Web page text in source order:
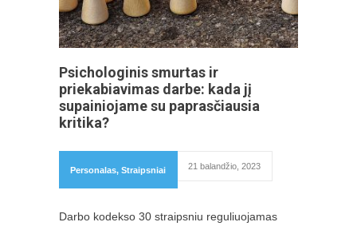
Psichologinis smurtas ir
priekabiavimas darbe: kada jį
supainiojame su paprasčiausia
kritika?
Personalas, Straipsniai 21 balandžio, 2023
Darbo kodekso 30 straipsniu reguliuojamas